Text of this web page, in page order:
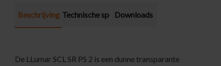
Beschrijving Technische specificatie
Downloads
De LLumar SCL SR PS 2 is een dunne transparante